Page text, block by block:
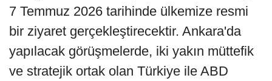
7 Temmuz 2026 tarihinde ülkemize resmi
bir ziyaret gerçekleştirecektir. Ankara'da
yapılacak görüşmelerde, iki yakın müttefik
ve stratejik ortak olan Türkiye ile ABD